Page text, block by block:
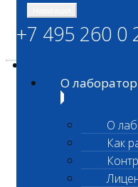
Независимая
+7 495 260 0
О
О
Как